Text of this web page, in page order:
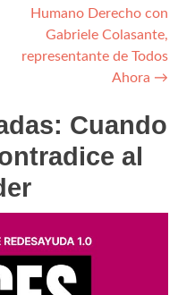
Humano Derecho con
Gabriele Colasante,
representante de Todos
Ahora →
Cuando
al